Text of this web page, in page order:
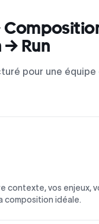
Run
pour une
contexte, vos enjeux,
composition idéale.